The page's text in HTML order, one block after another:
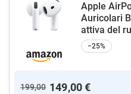
Apple
Auricolari
attiva del
−25%
199,00 149,00 €